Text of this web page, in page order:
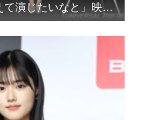
演じたいなと」映画
祭Q&A